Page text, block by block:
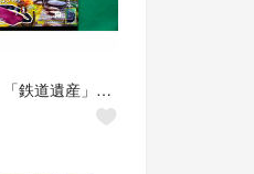
【特集】「鉄道遺産」を旅する サライ2019